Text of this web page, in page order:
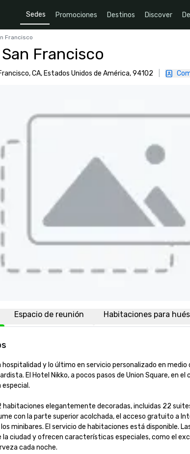
Sedes Promociones Destinos Discover
Francisco
Francisco
CA, Estados Unidos de América, 94102
Espacio de reunión Habitaciones para
hospitalidad y lo último en servicio personalizado en
El Hotel Nikko, a pocos pasos de Union Square, en
especial.
habitaciones elegantemente decoradas, incluidas 22
con la parte superior acolchada, el acceso gratuito a
minibares. El servicio de habitaciones está disponible.
ciudad y ofrecen características especiales, como el
cada noche.